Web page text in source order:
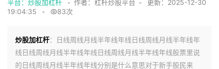
平台：炒股加杠杆 • 作者：杠杆炒股平台 •
更新：2025-12-30
19:04:35
• 83次
炒股加杠杆：日线周线月线半年线年线日线周线月线半年线年
线日线周线月线半年线年线日线周线月线半年线年线股票里说
的日线周线月线半年线年线分别是什么意思对于新手股民来